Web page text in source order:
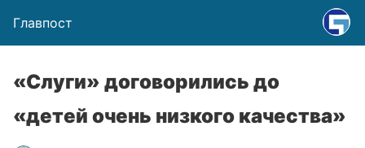
Главпост
«Слуги» договорились до
«детей очень низкого качества»